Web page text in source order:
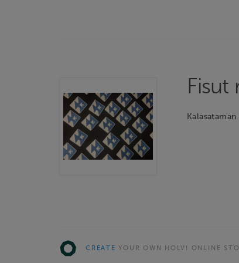
Fisut
CREATE YOUR OWN HOLVI ONLINE